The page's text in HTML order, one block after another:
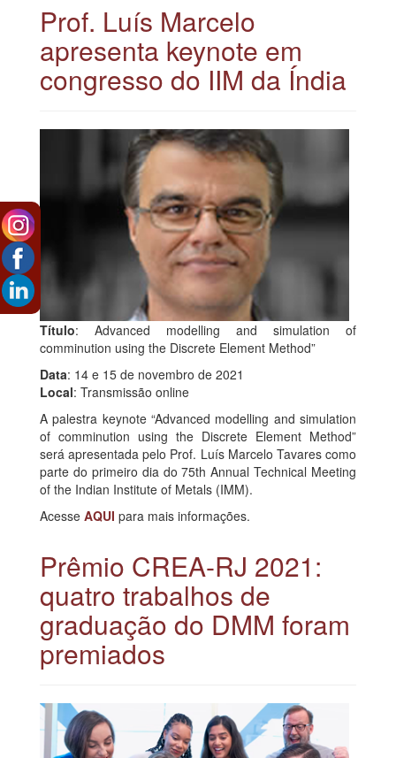
Prof. Luís Marcelo
apresenta keynote em
congresso do IIM da Índia
Título: Advanced modelling and simulation of
comminution using the Discrete Element Method”
Data: 14 e 15 de novembro de 2021
Local: Transmissão online
A palestra keynote “Advanced modelling and simulation
of comminution using the Discrete Element Method”
será apresentada pelo Prof. Luís Marcelo Tavares como
parte do primeiro dia do 75th Annual Technical Meeting
of the Indian Institute of Metals (IMM).
Acesse AQUI para mais informações.
Prêmio CREA-RJ 2021:
quatro trabalhos de
graduação do DMM foram
premiados